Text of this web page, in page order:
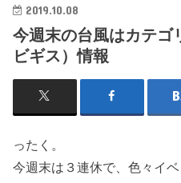
2019.10.08
今週末の台風はカテ
ビギス）情報
ったく。
今週末は３連休で、色々イ